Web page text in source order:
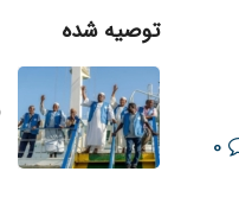
توصیه شده